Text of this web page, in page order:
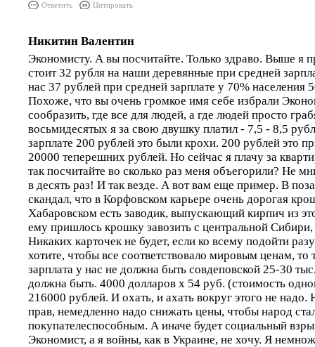
Ответить Цитировать
Никитин Валентин
Экономисту. А вы посчитайте. Только здраво. Выше я
стоит 32 рубля на наши деревянные при средней
нас 37 рублей при средней зарплате у 70% населения
Похоже, что вы очень громкое имя себе избрали
сообразить, где все для людей, а где людей просто
восьмидесятых я за свою двушку платил - 7,5 - 8,5
зарплате 200 рублей это были крохи. 200 рублей это
20000 теперешних рублей. Но сейчас я плачу за
так посчитайте во сколько раз меня объегорили? Не
в десять раз! И так везде. А вот вам еще пример. В
скандал, что в Корфовском карьере очень дорогая
Хабаровском есть заводик, выпускающий кирпич из
ему пришлось крошку завозить с центральной
Никаких карточек не будет, если ко всему подойти
хотите, чтобы все соответствовало мировым ценам, то
зарплата у нас не должна быть совдеповской 25-30
должна быть. 4000 долларов х 54 руб. (стоимость
216000 рублей. И охать, и ахать вокруг этого не надо.
прав, немедленно надо снижать цены, чтобы народ
покупателеспособным. А иначе будет социальный
Экономист, а я войны, как в Украине, не хочу. Я